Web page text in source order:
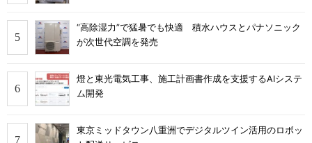
“高除湿力”で猛暑でも快適 積水ハウスとパナソニック
が次世代空調を発売
燈と東光電気工事、施工計画書作成を支援するAIシステ
ム開発
東京ミッドタウン八重洲でデジタルツイン活用のロボッ